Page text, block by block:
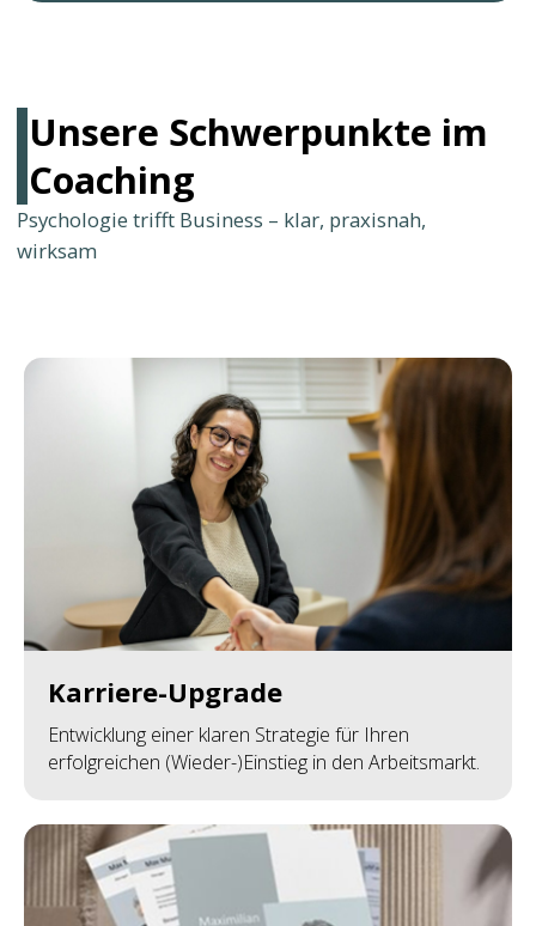
Karriere-Upgrade
Entwicklung einer klaren Strategie für Ihren
erfolgreichen (Wieder-)Einstieg in den Arbeitsmarkt.